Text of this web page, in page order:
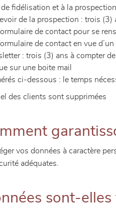
fidélisation et à la
de la prospection : trois (3)
de contact pour se
de contact en vue
: trois (3) ans à compter
sur une boite mail
ci-dessous : le temps
des clients sont supprimées
vos données à caractère
adéquates.
sont-elles